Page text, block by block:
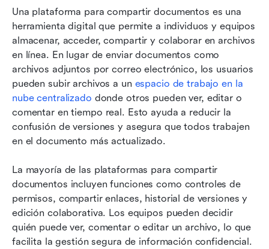
Una plataforma para compartir documentos es una
herramienta digital que permite a individuos y equipos
almacenar, acceder, compartir y colaborar en archivos
en línea. En lugar de enviar documentos como
archivos adjuntos por correo electrónico, los usuarios
pueden subir archivos a un espacio de trabajo en la
nube centralizado donde otros pueden ver, editar o
comentar en tiempo real. Esto ayuda a reducir la
confusión de versiones y asegura que todos trabajen
en el documento más actualizado.
La mayoría de las plataformas para compartir
documentos incluyen funciones como controles de
permisos, compartir enlaces, historial de versiones y
edición colaborativa. Los equipos pueden decidir
quién puede ver, comentar o editar un archivo, lo que
facilita la gestión segura de información confidencial.